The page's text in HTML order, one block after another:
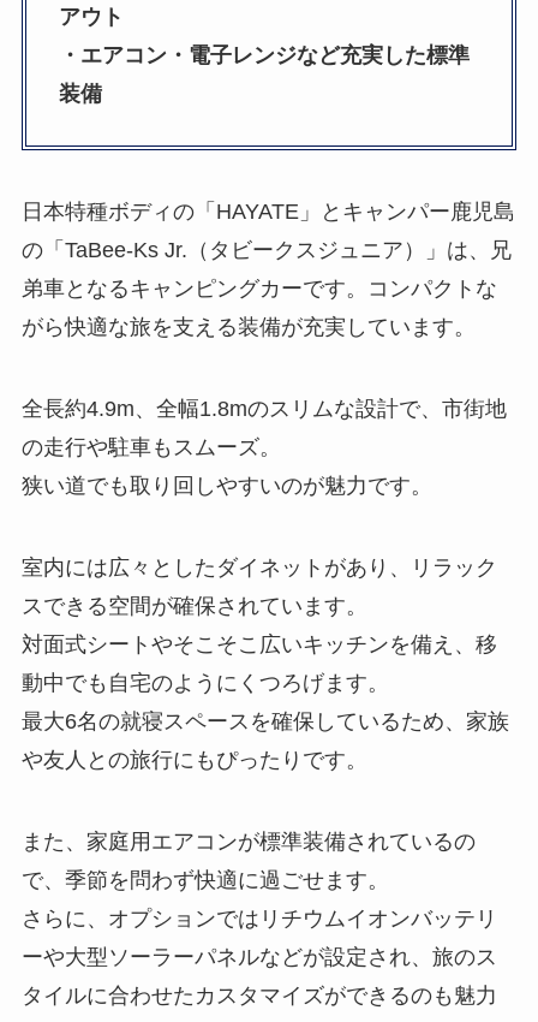
アウト
・エアコン・電子レンジなど充実した標準
装備
日本特種ボディの「HAYATE」とキャンパー鹿児島
の「TaBee-Ks Jr.（タビークスジュニア）」は、兄
弟車となるキャンピングカーです。コンパクトな
がら快適な旅を支える装備が充実しています。
全長約4.9m、全幅1.8mのスリムな設計で、市街地
の走行や駐車もスムーズ。
狭い道でも取り回しやすいのが魅力です。
室内には広々としたダイネットがあり、リラック
スできる空間が確保されています。
対面式シートやそこそこ広いキッチンを備え、移
動中でも自宅のようにくつろげます。
最大6名の就寝スペースを確保しているため、家族
や友人との旅行にもぴったりです。
また、家庭用エアコンが標準装備されているの
で、季節を問わず快適に過ごせます。
さらに、オプションではリチウムイオンバッテリ
ーや大型ソーラーパネルなどが設定され、旅のス
タイルに合わせたカスタマイズができるのも魅力